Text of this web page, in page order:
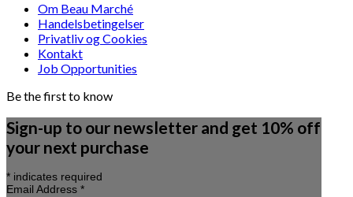
Om Beau Marché
Handelsbetingelser
Privatliv og Cookies
Kontakt
Job Opportunities
Be the first to know
Sign-up to our newsletter and get 10% off
your next purchase
* indicates required
Email Address *